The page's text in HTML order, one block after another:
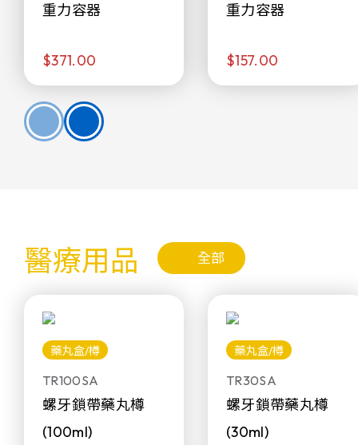
重力容器
$371.00
重力容器
$157.00
醫療用品 全部
藥丸盒/樽
TR100SA
螺牙鎖帶藥丸樽
(100ml)
藥丸盒/樽
TR30SA
螺牙鎖帶藥丸樽
(30ml)